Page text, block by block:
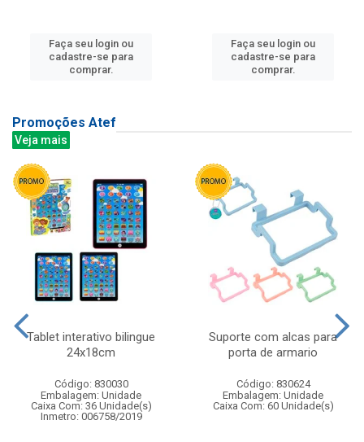
Faça seu login ou
cadastre-se para
comprar.
Faça seu login ou
cadastre-se para
comprar.
Promoções Atef
Veja mais
Tablet interativo bilingue
24x18cm
Código: 830030
Embalagem: Unidade
Caixa Com: 36 Unidade(s)
Inmetro: 006758/2019
Suporte com alcas para
porta de armario
Código: 830624
Embalagem: Unidade
Caixa Com: 60 Unidade(s)